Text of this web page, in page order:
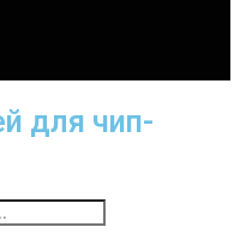
для чип-